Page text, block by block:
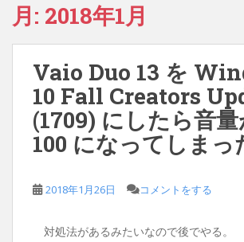
月: 2018年1月
Vaio Duo 13 を
10 Fall Creators
(1709) にしたら音
100 になってしまっ
2018年1月26日 コメントをする
対処法があるみたいなので後でやる。